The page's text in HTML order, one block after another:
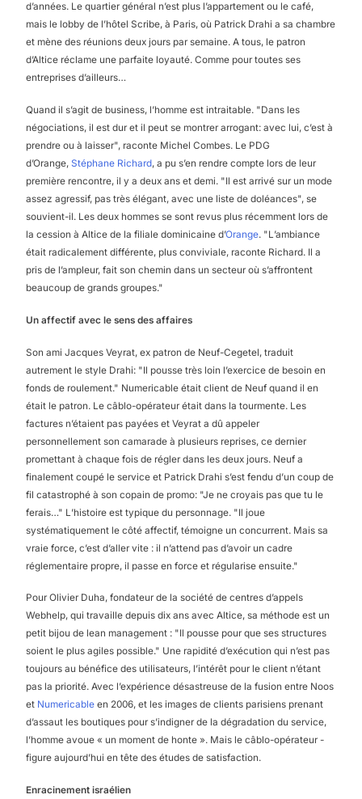
d’années. Le quartier général n’est plus l’appartement ou le café,
mais le lobby de l’hôtel Scribe, à Paris, où Patrick Drahi a sa chambre
et mène des réunions deux jours par semaine. A tous, le patron
d’Altice réclame une parfaite loyauté. Comme pour toutes ses
entreprises d’ailleurs…
Quand il s’agit de business, l’homme est intraitable. "Dans les
négociations, il est dur et il peut se montrer arrogant: avec lui, c’est à
prendre ou à laisser", raconte Michel Combes. Le PDG
d’Orange, Stéphane Richard, a pu s’en rendre compte lors de leur
première rencontre, il y a deux ans et demi. "Il est arrivé sur un mode
assez agressif, pas très élégant, avec une liste de doléances", se
souvient-il. Les deux hommes se sont revus plus récemment lors de
la cession à Altice de la filiale dominicaine d’Orange. "L’ambiance
était radicalement différente, plus conviviale, raconte Richard. Il a
pris de l’ampleur, fait son chemin dans un secteur où s’affrontent
beaucoup de grands groupes."
Un affectif avec le sens des affaires
Son ami Jacques Veyrat, ex patron de Neuf-Cegetel, traduit
autrement le style Drahi: "Il pousse très loin l’exercice de besoin en
fonds de roulement." Numericable était client de Neuf quand il en
était le patron. Le câblo-opérateur était dans la tourmente. Les
factures n’étaient pas payées et Veyrat a dû appeler
personnellement son camarade à plusieurs reprises, ce dernier
promettant à chaque fois de régler dans les deux jours. Neuf a
finalement coupé le service et Patrick Drahi s’est fendu d’un coup de
fil catastrophé à son copain de promo: "Je ne croyais pas que tu le
ferais…" L’histoire est typique du personnage. "Il joue
systématiquement le côté affectif, témoigne un concurrent. Mais sa
vraie force, c’est d’aller vite : il n’attend pas d’avoir un cadre
réglementaire propre, il passe en force et régularise ensuite."
Pour Olivier Duha, fondateur de la société de centres d’appels
Webhelp, qui travaille depuis dix ans avec Altice, sa méthode est un
petit bijou de lean management : "Il pousse pour que ses structures
soient le plus agiles possible." Une rapidité d’exécution qui n’est pas
toujours au bénéfice des utilisateurs, l’intérêt pour le client n’étant
pas la priorité. Avec l’expérience désastreuse de la fusion entre Noos
et Numericable en 2006, et les images de clients parisiens prenant
d’assaut les boutiques pour s’indigner de la dégradation du service,
l’homme avoue « un moment de honte ». Mais le câblo-opérateur -
figure aujourd’hui en tête des études de satisfaction.
Enracinement israélien